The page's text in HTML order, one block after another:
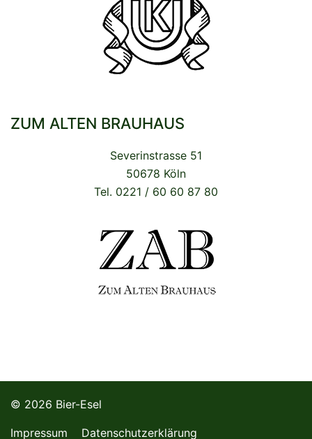
ZUM ALTEN BRAUHAUS
Severinstrasse 51
50678 Köln
Tel. 0221 / 60 60 87 80
© 2026 Bier-Esel
Impressum Datenschutzerklärung